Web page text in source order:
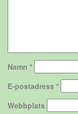
Namn *
E-postadress *
Webbplats